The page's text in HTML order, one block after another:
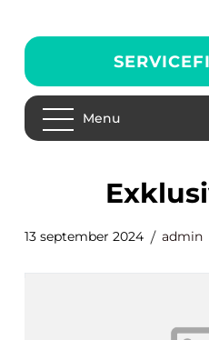
Menu
13 september 2024 admin